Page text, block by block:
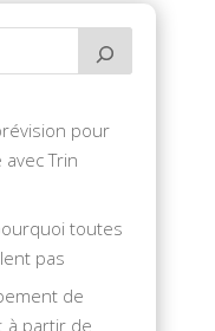
pour
Trin
toutes
pas
de
à partir de